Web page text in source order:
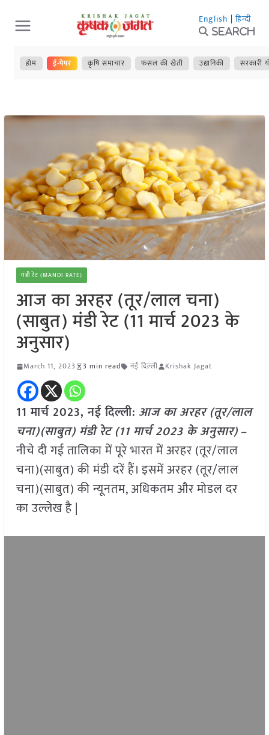
Skip
to
content
English | हिन्दी
Search
होम ई-पेपर कृषि समाचार फसल की खेती उद्यानिकी सरकारी
मंडी रेट (MANDI RATE)
आज का अरहर (तूर/लाल चना)
(साबुत) मंडी रेट (11 मार्च 2023 के
अनुसार)
March 11, 2023 3 min read नई दिल्ली Krishak Jagat
11 मार्च 2023, नई दिल्ली: आज का अरहर (तूर/लाल
चना)(साबुत) मंडी रेट (11 मार्च 2023के अनुसार)–
नीचे दी गई तालिका में पूरे भारत में अरहर (तूर/लाल
चना)(साबुत) की मंडी दरें हैं। इसमें अरहर (तूर/लाल
चना)(साबुत) की न्यूनतम, अधिकतम और मोडल दर
का उल्लेख है |